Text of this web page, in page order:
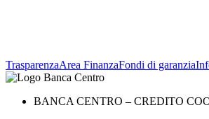
TrasparenzaArea FinanzaFondi di garanzia
BANCA CENTRO – CREDITO